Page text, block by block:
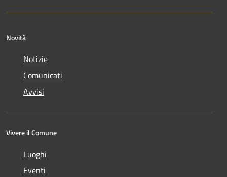
Novità
Notizie
Comunicati
Avvisi
Vivere il Comune
Luoghi
Eventi